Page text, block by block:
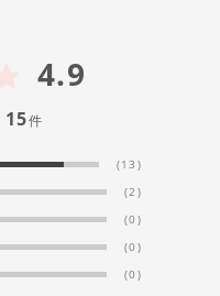
4.9
15件
(13)
(2)
(0)
(0)
(0)